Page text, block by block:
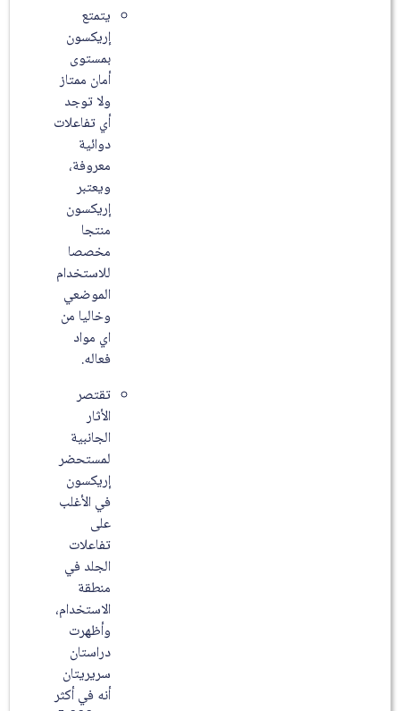
يتمتع
إريكسون
بمستوى
أمان ممتاز
ولا توجد
أي تفاعلات
دوائية
معروفة،
ويعتبر
إريكسون
منتجا
مخصصا
للاستخدام
الموضعي
وخاليا من
اي مواد
فعاله.
تقتصر
الأثار
الجانبية
لمستحضر
إريكسون
في الأغلب
على
تفاعلات
الجلد في
منطقة
الاستخدام،
وأظهرت
دراستان
سريريتان
أنه في أكثر